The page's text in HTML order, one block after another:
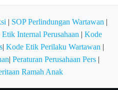
| SOP Perlindungan Wartawan |
Internal Perusahaan | Kode
| Kode Etik Perilaku Wartawan |
| Peraturan Perusahaan Pers|
Ramah Anak